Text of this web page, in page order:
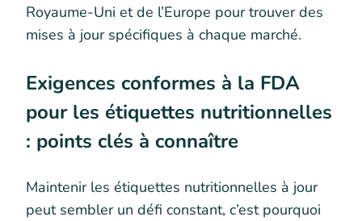
Royaume-Uni et de l’Europe pour trouver des
mises à jour spécifiques à chaque marché.
Exigences conformes à la FDA
pour les étiquettes nutritionnelles
: points clés à connaître
Maintenir les étiquettes nutritionnelles à jour
peut sembler un défi constant, c’est pourquoi